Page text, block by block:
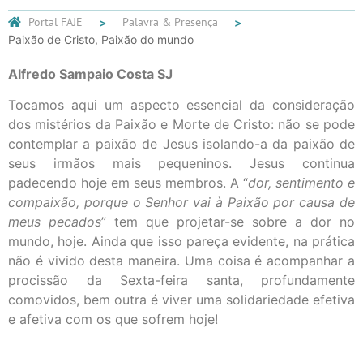
Portal FAJE Palavra & Presença
Paixão de Cristo, Paixão do mundo
Alfredo Sampaio Costa SJ
Tocamos aqui um aspecto essencial da consideração
dos mistérios da Paixão e Morte de Cristo: não se pode
contemplar a paixão de Jesus isolando-a da paixão de
seus irmãos mais pequeninos. Jesus continua
padecendo hoje em seus membros. A “dor, sentimento e
compaixão, porque o Senhor vai à Paixão por causa de
meus pecados” tem que projetar-se sobre a dor no
mundo, hoje. Ainda que isso pareça evidente, na prática
não é vivido desta maneira. Uma coisa é acompanhar a
procissão da Sexta-feira santa, profundamente
comovidos, bem outra é viver uma solidariedade efetiva
e afetiva com os que sofrem hoje!